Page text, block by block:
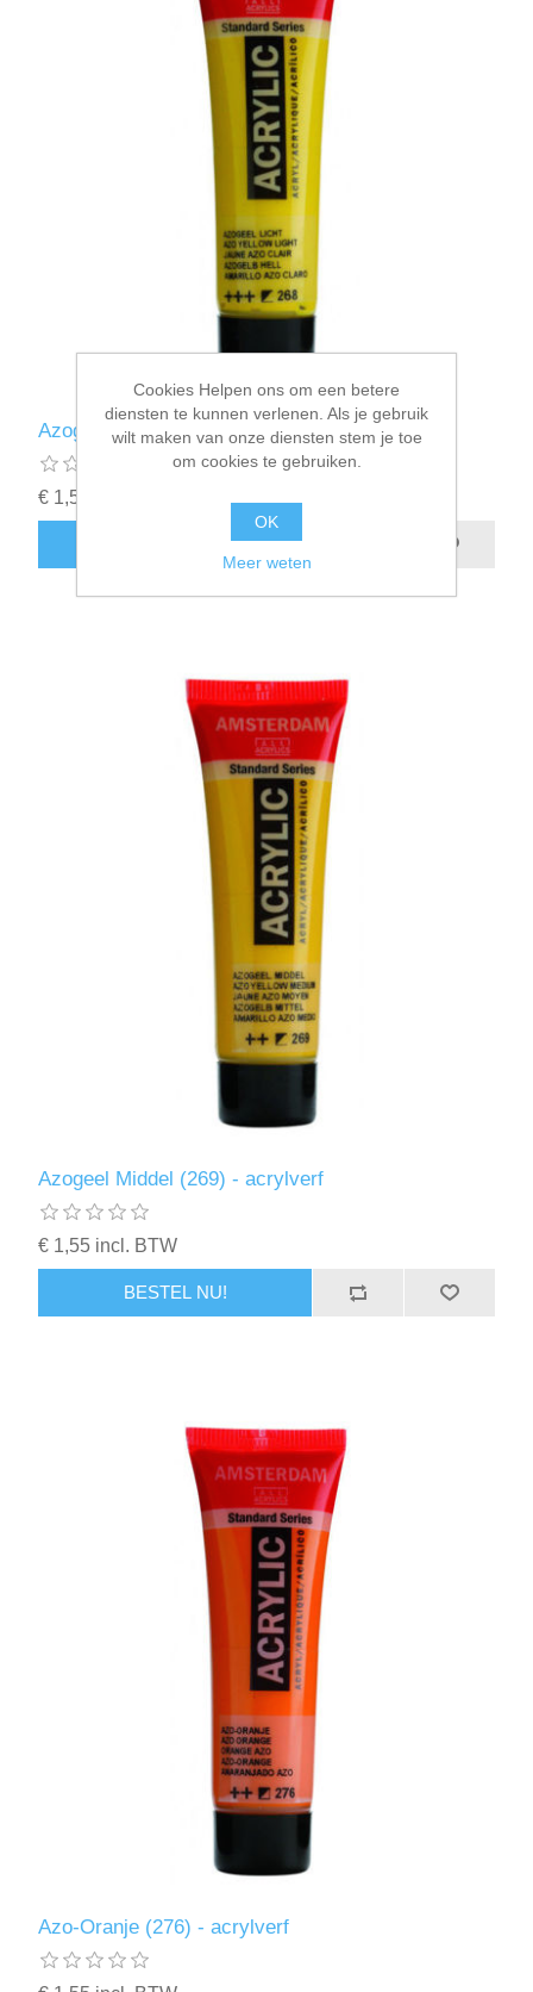
Azogeel Licht (268) - acrylverf
€ 1,55 incl. BTW
Azogeel Middel (269) - acrylverf
€ 1,55 incl. BTW
BESTEL NU!
Azo-Oranje (276) - acrylverf
Cookies Helpen ons om een betere
diensten te kunnen verlenen. Als je gebruik
wilt maken van onze diensten stem je toe
om cookies te gebruiken.
OK
Meer weten